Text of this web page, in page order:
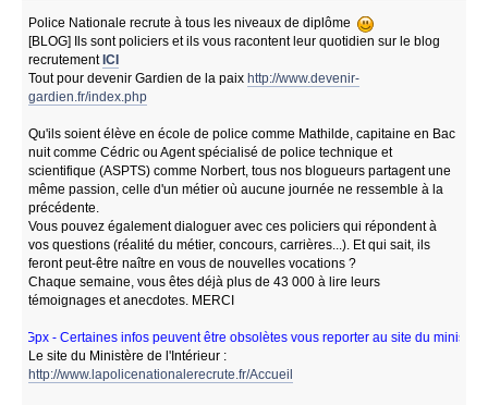
Police Nationale recrute à tous les niveaux de diplôme
[BLOG] Ils sont policiers et ils vous racontent leur quotidien sur le blog
recrutement ICI
Tout pour devenir Gardien de la paix http://www.devenir-
gardien.fr/index.php
Qu'ils soient élève en école de police comme Mathilde, capitaine en Bac
nuit comme Cédric ou Agent spécialisé de police technique et
scientifique (ASPTS) comme Norbert, tous nos blogueurs partagent une
même passion, celle d'un métier où aucune journée ne ressemble à la
précédente.
Vous pouvez également dialoguer avec ces policiers qui répondent à
vos questions (réalité du métier, concours, carrières...). Et qui sait, ils
feront peut-être naître en vous de nouvelles vocations ?
Chaque semaine, vous êtes déjà plus de 43 000 à lire leurs
témoignages et anecdotes. MERCI
infos peuvent être obsolètes vous reporter au site du ministère de
Le site du Ministère de l'Intérieur :
http://www.lapolicenationalerecrute.fr/Accueil